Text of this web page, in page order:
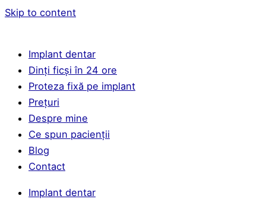
Skip to content
Implant dentar
Dinți ficși în 24 ore
Proteza fixă pe implant
Prețuri
Despre mine
Ce spun pacienții
Blog
Contact
Implant dentar